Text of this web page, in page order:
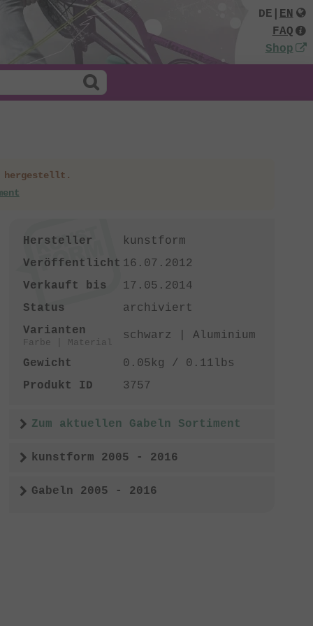
DE
EN
FAQ
Shop
hergestellt.
Hersteller
kunstform
Veröffentlicht 16.07.2012
Verkauft bis
17.05.2014
Status
archiviert
Varianten
Farbe | Material
schwarz | Aluminium
Gewicht
0.05kg / 0.11lbs
Produkt ID
3757
Zum aktuellen Gabeln Sortiment
kunstform 2005 - 2016
Gabeln 2005 - 2016